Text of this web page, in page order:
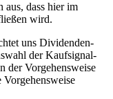
aus, dass hier im
wird.
uns Dividenden-
der Kaufsignal-
der Vorgehensweise